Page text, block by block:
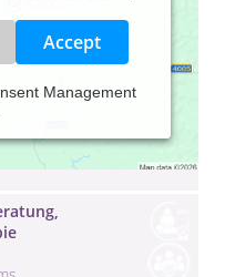
Accept
Management
am
Hainich OT